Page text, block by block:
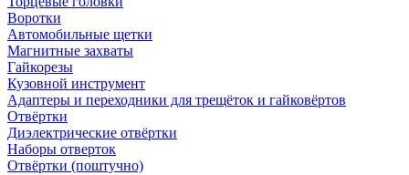
Воротки
Автомобильные щетки
Магнитные захваты
Гайкорезы
Кузовной инструмент
Адаптеры и переходники для трещёток и гайковёртов
Отвёртки
Диэлектрические отвёртки
Наборы отверток
Отвёртки (поштучно)